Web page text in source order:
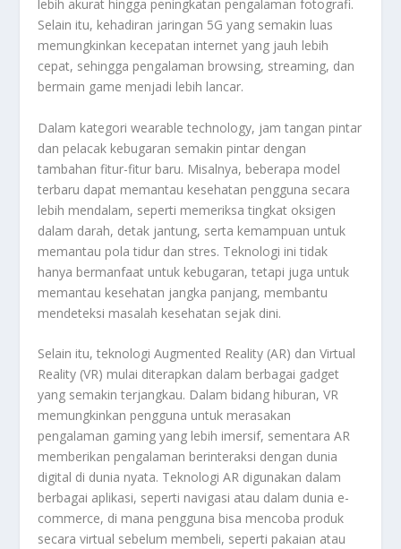
lebih akurat hingga peningkatan pengalaman fotografi.
Selain itu, kehadiran jaringan 5G yang semakin luas
memungkinkan kecepatan internet yang jauh lebih
cepat, sehingga pengalaman browsing, streaming, dan
bermain game menjadi lebih lancar.
Dalam kategori wearable technology, jam tangan pintar
dan pelacak kebugaran semakin pintar dengan
tambahan fitur-fitur baru. Misalnya, beberapa model
terbaru dapat memantau kesehatan pengguna secara
lebih mendalam, seperti memeriksa tingkat oksigen
dalam darah, detak jantung, serta kemampuan untuk
memantau pola tidur dan stres. Teknologi ini tidak
hanya bermanfaat untuk kebugaran, tetapi juga untuk
memantau kesehatan jangka panjang, membantu
mendeteksi masalah kesehatan sejak dini.
Selain itu, teknologi Augmented Reality (AR) dan Virtual
Reality (VR) mulai diterapkan dalam berbagai gadget
yang semakin terjangkau. Dalam bidang hiburan, VR
memungkinkan pengguna untuk merasakan
pengalaman gaming yang lebih imersif, sementara AR
memberikan pengalaman berinteraksi dengan dunia
digital di dunia nyata. Teknologi AR digunakan dalam
berbagai aplikasi, seperti navigasi atau dalam dunia e-
commerce, di mana pengguna bisa mencoba produk
secara virtual sebelum membeli, seperti pakaian atau